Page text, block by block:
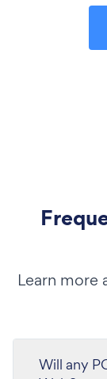
Learn more
Will any